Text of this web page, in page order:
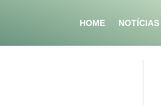
HOME NOTÍCIAS